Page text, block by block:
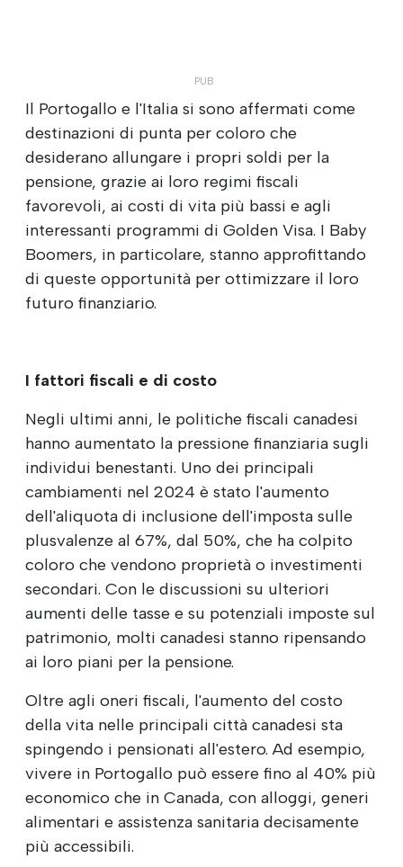
Il Portogallo e l'Italia si sono affermati come
destinazioni di punta per coloro che
desiderano allungare i propri soldi per la
pensione, grazie ai loro regimi fiscali
favorevoli, ai costi di vita più bassi e agli
interessanti programmi di Golden Visa. I Baby
Boomers, in particolare, stanno approfittando
di queste opportunità per ottimizzare il loro
futuro finanziario.
I fattori fiscali e di costo
Negli ultimi anni, le politiche fiscali canadesi
hanno aumentato la pressione finanziaria sugli
individui benestanti. Uno dei principali
cambiamenti nel 2024 è stato l'aumento
dell'aliquota di inclusione dell'imposta sulle
plusvalenze al 67%, dal 50%, che ha colpito
coloro che vendono proprietà o investimenti
secondari. Con le discussioni su ulteriori
aumenti delle tasse e su potenziali imposte sul
patrimonio, molti canadesi stanno ripensando
ai loro piani per la pensione.
Oltre agli oneri fiscali, l'aumento del costo
della vita nelle principali città canadesi sta
spingendo i pensionati all'estero. Ad esempio,
vivere in Portogallo può essere fino al 40% più
economico che in Canada, con alloggi, generi
alimentari e assistenza sanitaria decisamente
più accessibili.